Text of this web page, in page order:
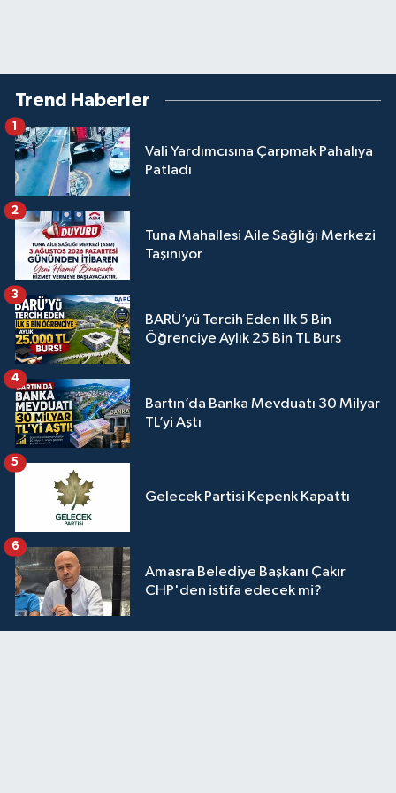
Trend Haberler
Vali Yardımcısına Çarpmak Pahalıya
Patladı
1
Tuna Mahallesi Aile Sağlığı Merkezi
Taşınıyor
2
BARÜ’yü Tercih Eden İlk 5 Bin
Öğrenciye Aylık 25 Bin TL Burs
3
Bartın’da Banka Mevduatı 30 Milyar
TL’yi Aştı
4
Gelecek Partisi Kepenk Kapattı
5
Amasra Belediye Başkanı Çakır
CHP'den istifa edecek mi?
6